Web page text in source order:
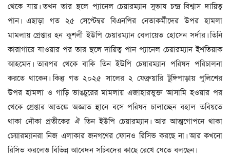
থেকে যায়। তখন তার স্থলে প্যানেল চেয়ারম্যান সুভাষ চন্দ্র বিশ্বাস দায়িত্ব
পান। এছাড়া গত ২৫ সেপ্টেম্বর বিএনপির নেতাকর্মীদের উপর হামলা
মামলায় গ্রেপ্তার হন কুশলী ইউপি চেয়ারম্যান বেলায়েত হোসেন সর্দার। তিনি
কারাগারে যাওয়ার পর তার স্থলে দায়িত্ব পান প্যানেল চেয়ারম্যান ইশতিয়াক
আহমেদ। তারপর থেকে বাকি তিন ইউপি চেয়ারম্যান পরিষদ পরিচালনা
করতে থাকেন। কিন্তু গত ২০২৫ সালের ২ ফেব্রুয়ারি টুঙ্গিপাড়ায় পুলিশের
উপর হামলা ও গাড়ি ভাঙচুরের মামলায় এজাহারভুক্ত আসামি হওয়ার পর
থেকে গ্রেপ্তার আতঙ্কে অজ্ঞাত স্থানে বসে পরিষদ চালাচ্ছেন বহাল তবিয়তে
থাকা নৌকা প্রতীকের ঐ তিন ইউপি চেয়ারম্যান। আর আত্মগোপনে থাকা
চেয়ারম্যানরা নিজ এলাকার জনগণের ফোনও রিসিভ করছে না। আর কখনো
রিসিভ করলেও বিভিন্ন আবেদন সচিবদের কাছে রেখে যেতে বলছেন।